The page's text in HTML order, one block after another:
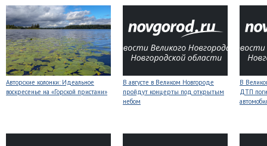
Авторские колонки: Идеальное
воскресенье на «Горской пристани»
В августе в Великом Новгороде
пройдут концерты под открытым
небом
В
ДТП